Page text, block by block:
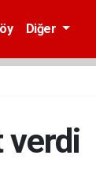
Diğer
verdi